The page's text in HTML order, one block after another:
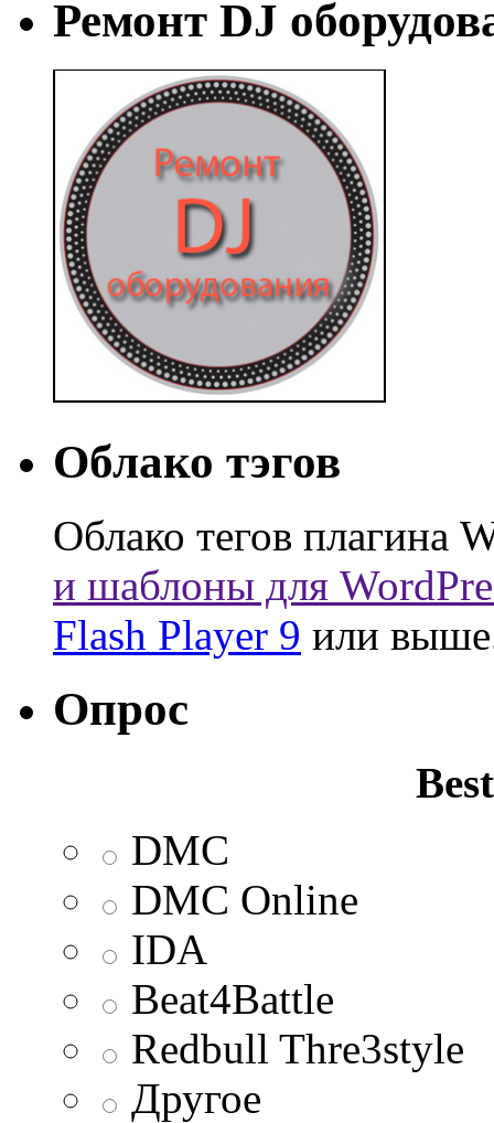
Ремонт DJ
Облако тэгов
Облако тегов плагина
и шаблоны для
Flash Player 9 или
Опрос
DMC
DMC Online
IDA
Beat4Battle
Redbull Thre3style
Другое